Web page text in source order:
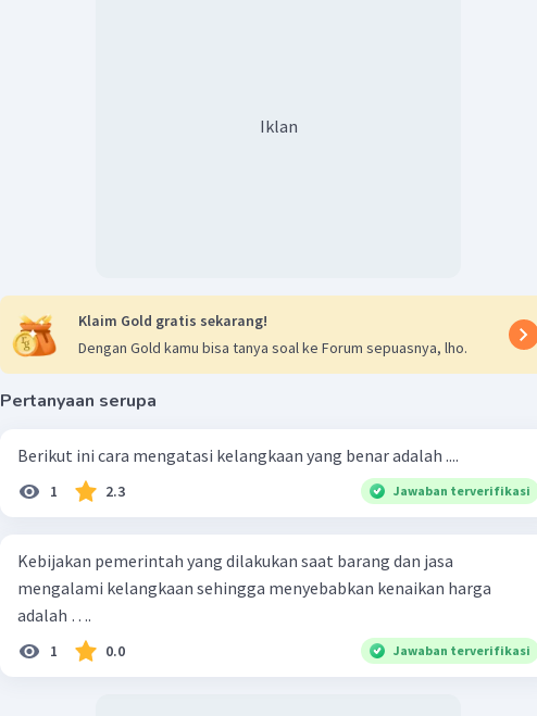
Iklan
Klaim Gold gratis sekarang!
Dengan Gold kamu bisa tanya soal ke Forum sepuasnya, lho.
Pertanyaan serupa
Berikut ini cara mengatasi kelangkaan yang benar adalah ....
1 2.3 Jawaban terverifikasi
Kebijakan pemerintah yang dilakukan saat barang dan jasa
mengalami kelangkaan sehingga menyebabkan kenaikan harga
adalah ….
1 0.0 Jawaban terverifikasi